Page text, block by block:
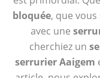
bloquée, que
avec une
cherchiez un
serrurier Aaigem